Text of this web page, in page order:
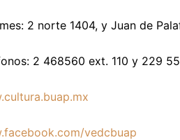
2 norte 1404, y Juan de
2 468560 ext. 110 y 229
vedcbuap